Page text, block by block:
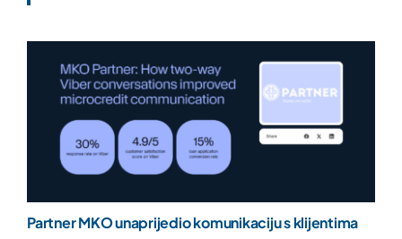
Partner MKO unaprijedio komunikaciju s klijentima